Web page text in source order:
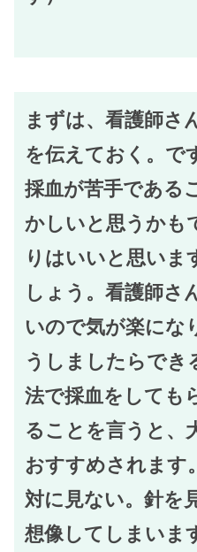
まずは、看護師さ
を伝えておく。で
採血が苦手である
かしいと思うかも
りはいいと思いま
しょう。看護師さ
いので気が楽
うしましたらでき
法で採血をしても
ることを言うと、
おすすめされま
対に見ない。針を
想像してしまいま